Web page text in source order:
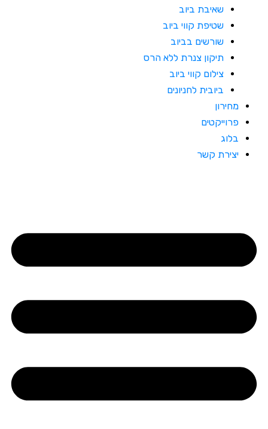
שאיבת ביוב
שטיפת קווי ביוב
שורשים בביוב
תיקון צנרת ללא הרס
צילום קווי ביוב
ביובית לחניונים
מחירון
פרוייקטים
בלוג
יצירת קשר